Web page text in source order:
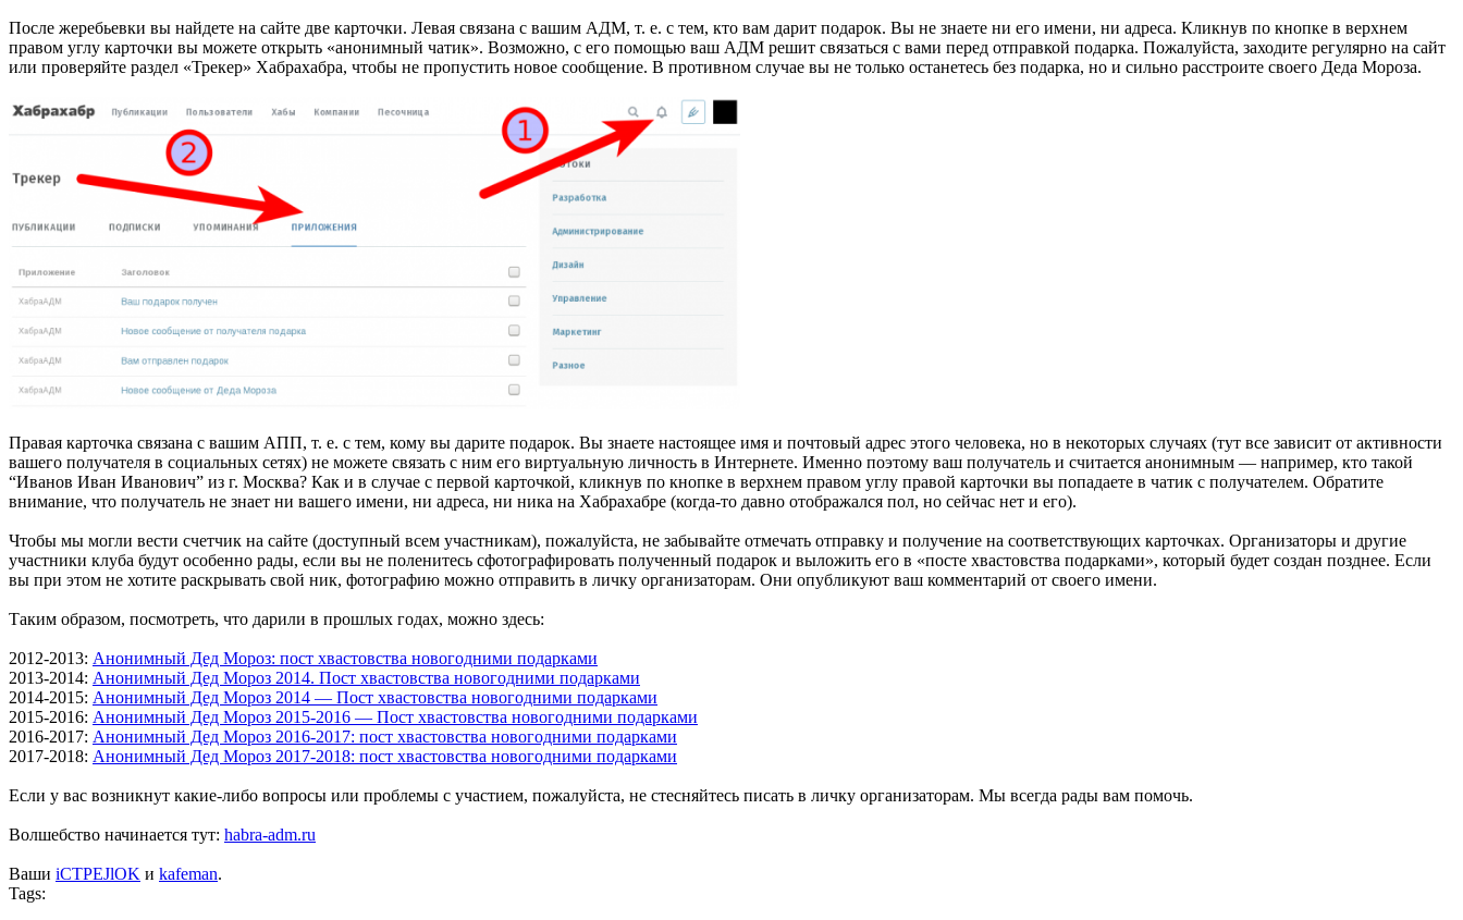
После жеребьевки вы найдете на сайте две карточки. Левая связана с вашим АДМ, т. е. с тем, кто вам дарит подарок. Вы не знаете ни его имени, ни адреса. Кликнув по кнопке в верхнем
правом углу карточки вы можете открыть «анонимный чатик». Возможно, с его помощью ваш АДМ решит связаться с вами перед отправкой подарка. Пожалуйста, заходите регулярно на сайт
или проверяйте раздел «Трекер» Хабрахабра, чтобы не пропустить новое сообщение. В противном случае вы не только останетесь без подарка, но и сильно расстроите своего Деда Мороза.
Правая карточка связана с вашим АПП, т. е. с тем, кому вы дарите подарок. Вы знаете настоящее имя и почтовый адрес этого человека, но в некоторых случаях (тут все зависит от активности
вашего получателя в социальных сетях) не можете связать с ним его виртуальную личность в Интернете. Именно поэтому ваш получатель и считается анонимным — например, кто такой
“Иванов Иван Иванович” из г. Москва? Как и в случае с первой карточкой, кликнув по кнопке в верхнем правом углу правой карточки вы попадаете в чатик с получателем. Обратите
внимание, что получатель не знает ни вашего имени, ни адреса, ни ника на Хабрахабре (когда-то давно отображался пол, но сейчас нет и его).
Чтобы мы могли вести счетчик на сайте (доступный всем участникам), пожалуйста, не забывайте отмечать отправку и получение на соответствующих карточках. Организаторы и другие
участники клуба будут особенно рады, если вы не поленитесь сфотографировать полученный подарок и выложить его в «посте хвастовства подарками», который будет создан позднее. Если
вы при этом не хотите раскрывать свой ник, фотографию можно отправить в личку организаторам. Они опубликуют ваш комментарий от своего имени.
Таким образом, посмотреть, что дарили в прошлых годах, можно здесь:
2012-2013: Анонимный Дед Мороз: пост хвастовства новогодними подарками
2013-2014: Анонимный Дед Мороз 2014. Пост хвастовства новогодними подарками
2014-2015: Анонимный Дед Мороз 2014 — Пост хвастовства новогодними подарками
2015-2016: Анонимный Дед Мороз 2015-2016 — Пост хвастовства новогодними подарками
2016-2017: Анонимный Дед Мороз 2016-2017: пост хвастовства новогодними подарками
2017-2018: Анонимный Дед Мороз 2017-2018: пост хвастовства новогодними подарками
Если у вас возникнут какие-либо вопросы или проблемы с участием, пожалуйста, не стесняйтесь писать в личку организаторам. Мы всегда рады вам помочь.
Волшебство начинается тут: habra-adm.ru
Ваши iCTPEJlOK и kafeman.
Tags: